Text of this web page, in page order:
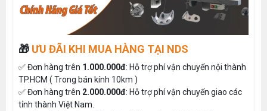
🎁 ƯU ĐÃI KHI MUA HÀNG TẠI NDS
✅ Đơn hàng trên 1.000.000đ: Hỗ trợ phí vận chuyển nội thành
TP.HCM ( Trong bán kính 10km )
✅ Đơn hàng trên 2.000.000đ: Hỗ trợ phí vận chuyển giao các
tỉnh thành Việt Nam.